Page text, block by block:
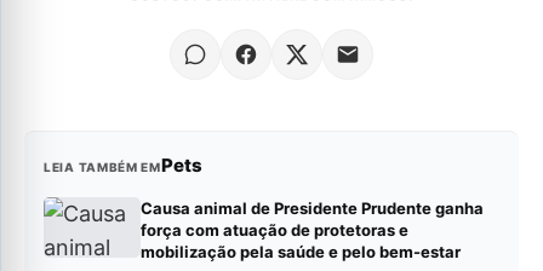
LEIA TAMBÉM EMPets
Causa animal de Presidente Prudente ganha
força com atuação de protetoras e
mobilização pela saúde e pelo bem-estar